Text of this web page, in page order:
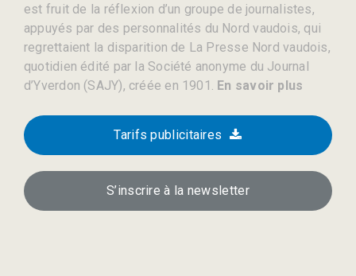
est fruit de la réflexion d’un groupe de journalistes,
appuyés par des personnalités du Nord vaudois, qui
regrettaient la disparition de La Presse Nord vaudois,
quotidien édité par la Société anonyme du Journal
d’Yverdon (SAJY), créée en 1901. En savoir plus
Tarifs publicitaires
S’inscrire à la newsletter